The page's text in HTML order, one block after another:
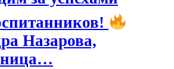
Назарова,